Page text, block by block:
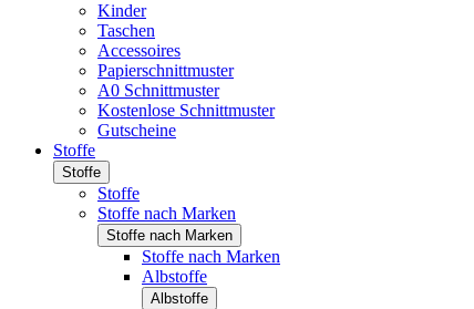
Kinder
Taschen
Accessoires
Papierschnittmuster
A0 Schnittmuster
Kostenlose Schnittmuster
Gutscheine
Stoffe
Stoffe
Stoffe
Stoffe nach Marken
Stoffe nach Marken
Stoffe nach Marken
Albstoffe
Albstoffe